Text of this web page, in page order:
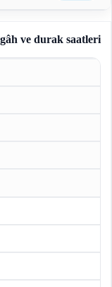
ve durak saatleri